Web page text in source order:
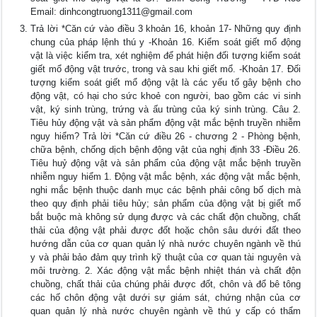
Email:dinhcongtruong1311@gmail.com
Trả lời *Căn cứ vào điều 3 khoản 16, khoản 17- Những quy định
chung của pháp lệnh thú y -Khoản 16. Kiểm soát giết mổ động
vật là việc kiểm tra, xét nghiệm để phát hiện đối tượng kiểm soát
giết mổ động vật trước, trong và sau khi giết mổ. -Khoản 17. Đối
tượng kiểm soát giết mổ động vật là các yếu tố gây bệnh cho
động vật, có hại cho sức khoẻ con người, bao gồm các vi sinh
vật, ký sinh trùng, trứng và ấu trùng của ký sinh trùng. Câu 2.
Tiêu hủy động vật và sản phẩm động vật mắc bệnh truyền nhiễm
nguy hiểm? Trả lời *Căn cứ điều 26 - chương 2 - Phòng bệnh,
chữa bệnh, chống dịch bệnh động vật của nghị định 33 -Điều 26.
Tiêu huỷ động vật và sản phẩm của động vật mắc bệnh truyền
nhiễm nguy hiểm 1. Động vật mắc bệnh, xác động vật mắc bệnh,
nghi mắc bệnh thuộc danh mục các bệnh phải công bố dịch mà
theo quy định phải tiêu hủy; sản phẩm của động vật bị giết mổ
bắt buộc mà không sử dụng được và các chất độn chuồng, chất
thải của động vật phải được đốt hoặc chôn sâu dưới đất theo
hướng dẫn của cơ quan quản lý nhà nước chuyên ngành về thú
y và phải bảo đảm quy trình kỹ thuật của cơ quan tài nguyên và
môi trường. 2. Xác động vật mắc bệnh nhiệt thán và chất độn
chuồng, chất thải của chúng phải được đốt, chôn và đổ bê tông
các hố chôn động vật dưới sự giám sát, chứng nhận của cơ
quan quản lý nhà nước chuyên ngành về thú y cấp có thẩm